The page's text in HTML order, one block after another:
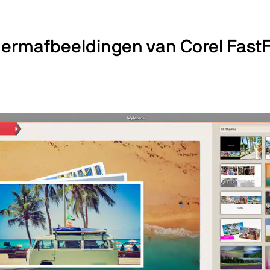
van Corel